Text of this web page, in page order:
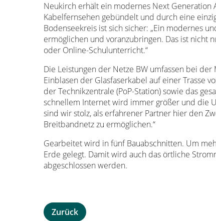
Neukirch erhält ein modernes Next Generation
Kabelfernsehen gebündelt und durch eine
Bodenseekreis ist sich sicher: „Ein modernes
ermöglichen und voranzubringen. Das ist nicht
oder Online-Schulunterricht.“
Die Leistungen der Netze BW umfassen bei
Einblasen der Glasfaserkabel auf einer Trasse
der Technikzentrale (PoP-Station) sowie das
schnellem Internet wird immer größer und die
sind wir stolz, als erfahrener Partner hier den
Breitbandnetz zu ermöglichen.“
Gearbeitet wird in fünf Bauabschnitten. Um
Erde gelegt. Damit wird auch das örtliche
abgeschlossen werden.
Zurück